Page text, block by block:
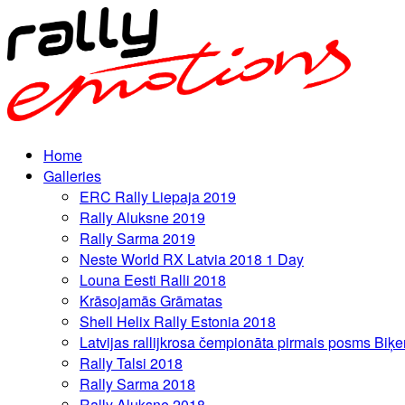
Home
Galleries
ERC Rally Liepaja 2019
Rally Aluksne 2019
Rally Sarma 2019
Neste World RX Latvia 2018 1 Day
Louna Eesti Ralli 2018
Krāsojamās Grāmatas
Shell Helix Rally Estonia 2018
Latvijas rallijkrosa čempionāta pirmais posms
Rally Talsi 2018
Rally Sarma 2018